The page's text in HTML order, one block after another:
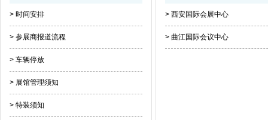
> 时间安排
> 参展商报道流程
> 车辆停放
> 展馆管理须知
> 特装须知
> 西安国际会展中心
> 曲江国际会议中心